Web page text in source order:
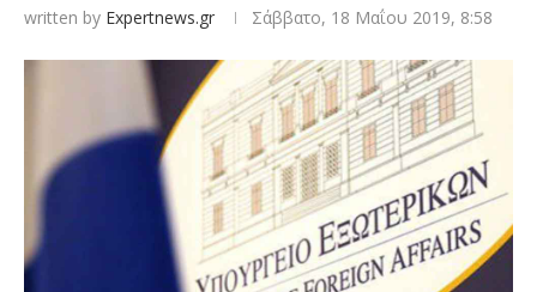
written by Expertnews.gr Σάββατο, 18 Μαΐου 2019, 8:58